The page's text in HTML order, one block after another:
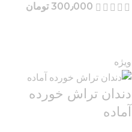
300٫000 تومان
ویژه
دندان تراش خورده
آماده